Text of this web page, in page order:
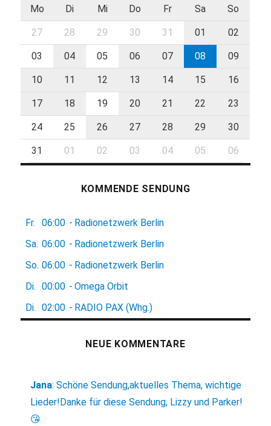
Mo Di Mi Do Fr Sa So
27 28 29 30 31 01 02
03 04 05 06 07 08 09
10 11 12 13 14 15 16
17 18 19 20 21 22 23
24 25 26 27 28 29 30
31 01 02 03 04 05 06
KOMMENDE SENDUNG
Fr. 06:00 - Radionetzwerk Berlin
Sa. 06:00 - Radionetzwerk Berlin
So. 06:00 - Radionetzwerk Berlin
Di.
00:00 - Omega Orbit
Di.
02:00 - RADIO PAX (Whg.)
NEUE KOMMENTARE
Jana:Schöne Sendung,aktuelles Thema, wichtige
Lieder!Danke für diese Sendung, Lizzy und Parker!
😘